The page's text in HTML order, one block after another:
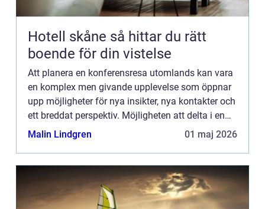
Hotell skåne så hittar du rätt
boende för din vistelse
Att planera en konferensresa utomlands kan vara
en komplex men givande upplevelse som öppnar
upp möjligheter för nya insikter, nya kontakter och
ett breddat perspektiv. Möjligheten att delta i en
internationell konferens inneb&aum...
Malin Lindgren 01 maj 2026